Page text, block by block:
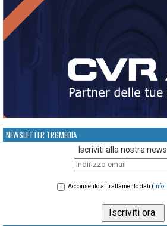
NEWSLETTER TRGMEDIA
Iscriviti alla nostra
Acconsento al trattamento dati (